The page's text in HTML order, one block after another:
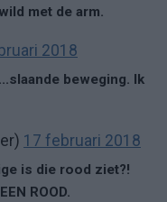
met de arm.
2018
beweging. Ik
17 februari 2018
is die rood ziet?!
ROOD.